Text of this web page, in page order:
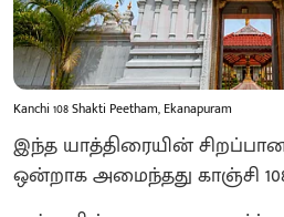
Kanchi 108 Shakti Peetham, Ekanapuram
இந்த யாத்திரையின்
ஒன்றாக அமைந்தது காஞ்சி